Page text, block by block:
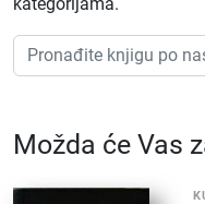
Možda će Vas